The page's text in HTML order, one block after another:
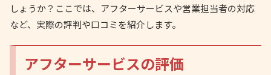
しょうか？ここでは、アフターサービスや営業担当者の対応
など、実際の評判や口コミを紹介します。
アフターサービスの評価